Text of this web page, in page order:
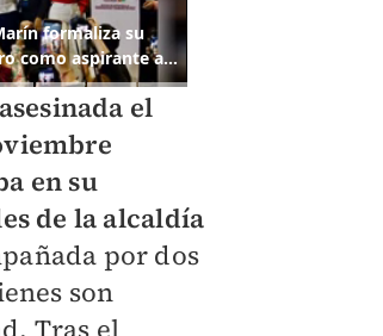
el
en su
de la alcaldía
por dos
son
Tras el